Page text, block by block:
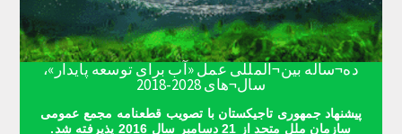
ده¬ساله بین¬المللی عمل «آب برای توسعه پایدار»،
سال¬های 2028-2018
پیشنهاد جمهوری تاجیکستان با تصویب قطعنامه مجمع عمومی
سازمان ملل متحد از 21 دسامبر سال 2016 پذیرفته شد.